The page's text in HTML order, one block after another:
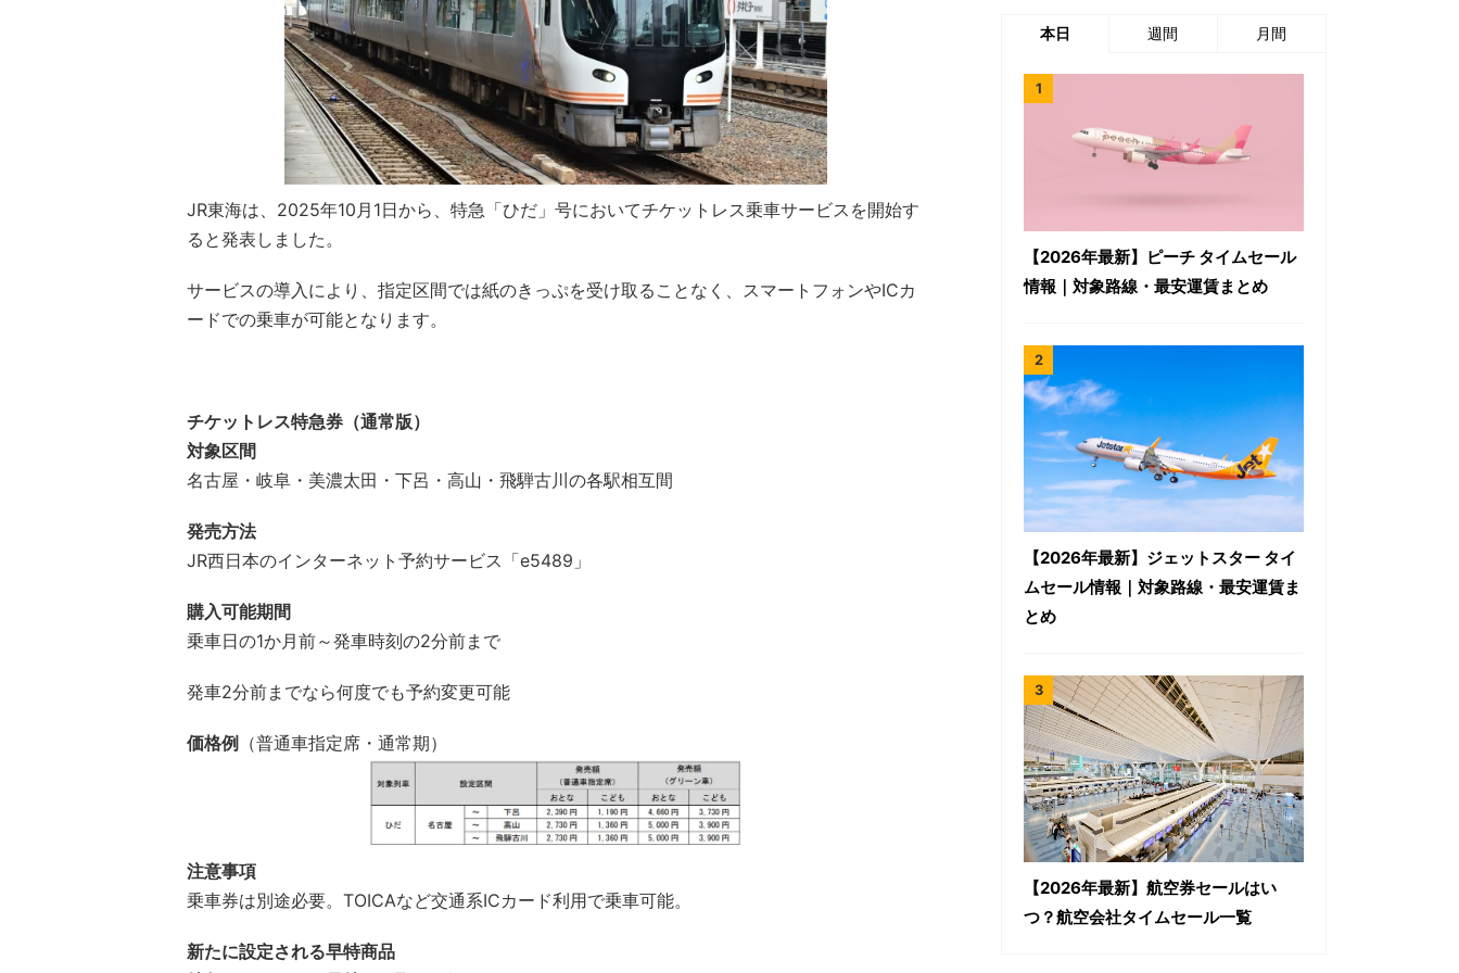
JR東海は、2025年10月1日から、特急「ひだ」号においてチケットレス乗車サービスを開始す
ると発表しました。
サービスの導入により、指定区間では紙のきっぷを受け取ることなく、スマートフォンやICカ
ードでの乗車が可能となります。
チケットレス特急券（通常版）
対象区間
名古屋・岐阜・美濃太田・下呂・高山・飛騨古川の各駅相互間
発売方法
JR西日本のインターネット予約サービス「e5489」
購入可能期間
乗車日の1か月前～発車時刻の2分前まで
発車2分前までなら何度でも予約変更可能
価格例 （普通車指定席・通常期）
注意事項
乗車券は別途必要。TOICAなど交通系ICカード利用で乗車可能。
新たに設定される早特商品
本日 週間 月間
【2026年最新】ピーチ タイムセール
情報｜対象路線・最安運賃まとめ
【2026年最新】ジェットスター タイ
ムセール情報｜対象路線・最安運賃ま
とめ
【2026年最新】航空券セールはい
つ？航空会社タイムセール一覧